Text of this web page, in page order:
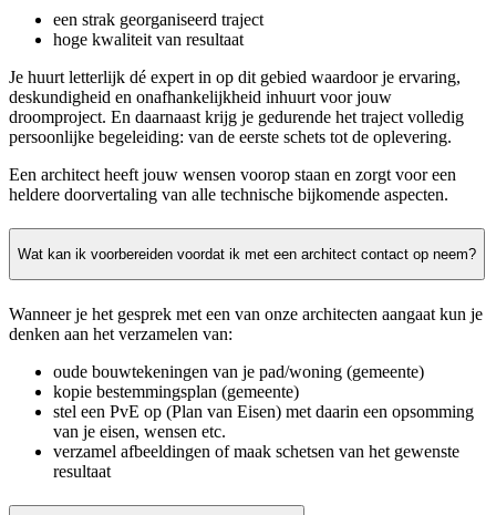
een strak georganiseerd traject
hoge kwaliteit van resultaat
Je huurt letterlijk dé expert in op dit gebied waardoor je ervaring,
deskundigheid en onafhankelijkheid inhuurt voor jouw
droomproject. En daarnaast krijg je gedurende het traject volledig
persoonlijke begeleiding: van de eerste schets tot de oplevering.
Een architect heeft jouw wensen voorop staan en zorgt voor een
heldere doorvertaling van alle technische bijkomende aspecten.
Wat kan ik voorbereiden voordat ik met een architect contact op neem?
Wanneer je het gesprek met een van onze architecten aangaat kun je
denken aan het verzamelen van:
oude bouwtekeningen van je pad/woning (gemeente)
kopie bestemmingsplan (gemeente)
stel een PvE op (Plan van Eisen) met daarin een opsomming
van je eisen, wensen etc.
verzamel afbeeldingen of maak schetsen van het gewenste
resultaat